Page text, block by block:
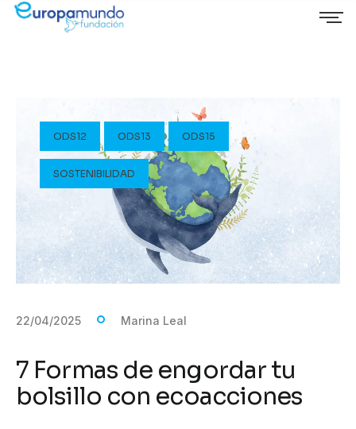
ODS12 ODS13 ODS15
SOSTENIBILIDAD
22/04/2025 Marina Leal
7 Formas de engordar tu
bolsillo con ecoacciones